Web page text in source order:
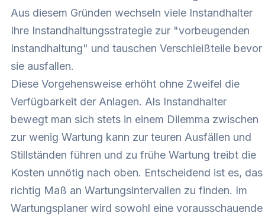
Aus diesem Gründen wechseln viele Instandhalter
Ihre Instandhaltungsstrategie zur "vorbeugenden
Instandhaltung" und tauschen Verschleißteile bevor
sie ausfallen.
Diese Vorgehensweise erhöht ohne Zweifel die
Verfügbarkeit der Anlagen. Als Instandhalter
bewegt man sich stets in einem Dilemma zwischen
zur wenig Wartung kann zur teuren Ausfällen und
Stillständen führen und zu frühe Wartung treibt die
Kosten unnötig nach oben. Entscheidend ist es, das
richtig Maß an Wartungsintervallen zu finden. Im
Wartungsplaner wird sowohl eine vorausschauende